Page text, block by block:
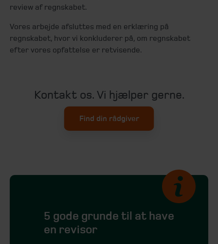
review af regnskabet.
Vores arbejde afsluttes med en erklæring på
regnskabet, hvor vi konkluderer på, om regnskabet
efter vores opfattelse er retvisende.
Kontakt os. Vi hjælper gerne.
Find din rådgiver
5 gode grunde til at have
en revisor